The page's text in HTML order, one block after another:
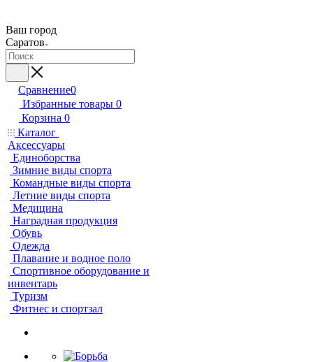
Ваш город
Саратов
Сравнение0
Избранные товары 0
Корзина 0
Каталог
Аксессуары
Единоборства
Зимние виды спорта
Командные виды спорта
Летние виды спорта
Медицина
Наградная продукция
Обувь
Одежда
Плавание и водное поло
Спортивное оборудование и
инвентарь
Туризм
Фитнес и спортзал